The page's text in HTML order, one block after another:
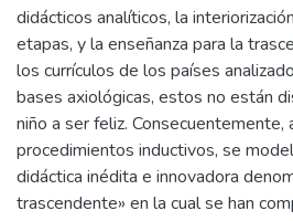
didácticos analíticos, la
etapas, y la enseñanza para la
los currículos de los países
bases axiológicas, estos no están
niño a ser feliz. Consecuentemente,
procedimientos inductivos, se
didáctica inédita e innovadora
trascendente» en la cual se han